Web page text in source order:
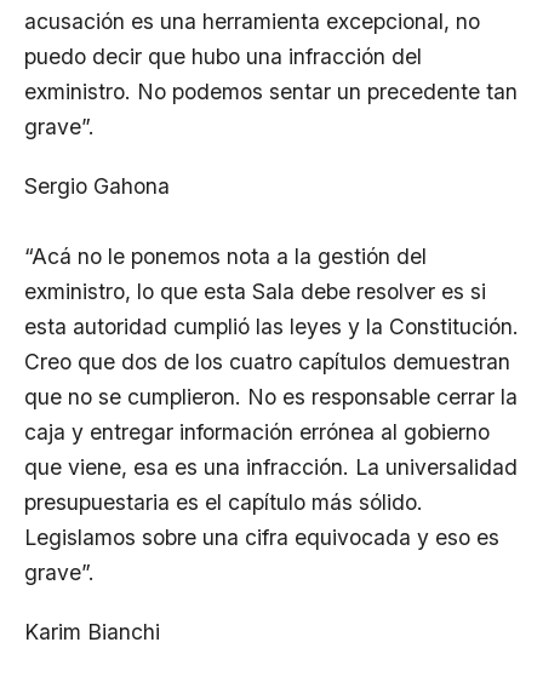
acusación es una herramienta excepcional, no
puedo decir que hubo una infracción del
exministro. No podemos sentar un precedente tan
grave”.
Sergio Gahona
“Acá no le ponemos nota a la gestión del
exministro, lo que esta Sala debe resolver es si
esta autoridad cumplió las leyes y la Constitución.
Creo que dos de los cuatro capítulos demuestran
que no se cumplieron. No es responsable cerrar la
caja y entregar información errónea al gobierno
que viene, esa es una infracción. La universalidad
presupuestaria es el capítulo más sólido.
Legislamos sobre una cifra equivocada y eso es
grave”.
Karim Bianchi